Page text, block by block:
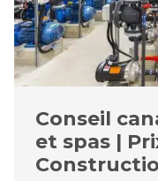
Conseil
et spas |